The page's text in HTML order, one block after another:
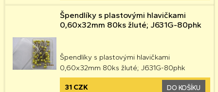
Špendlíky s plastovými hlavičkami
0,60x32mm 80ks žluté; J631G-80phk
Špendlíky s plastovými hlavičkami
0,60x32mm 80ks žluté; J631G-80phk
31 CZK DO KOŠÍKU